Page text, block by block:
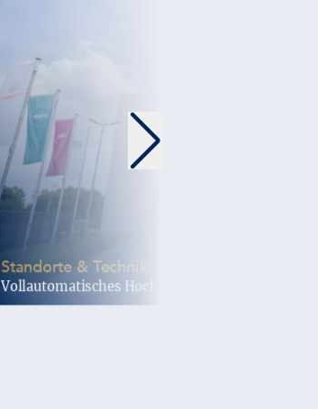
Standorte & Technik
Vollautomatisches Hochregallager und